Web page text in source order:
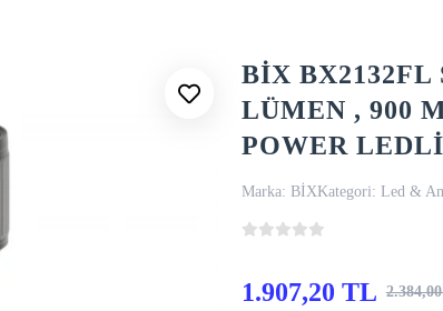
BİX BX2132FL
LÜMEN , 900
POWER
Marka: BİXKategori: Led &
1.907,20 TL